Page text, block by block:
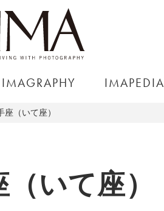
IMAGRAPHY IMAPEDIA
座（いて座）
いて座）